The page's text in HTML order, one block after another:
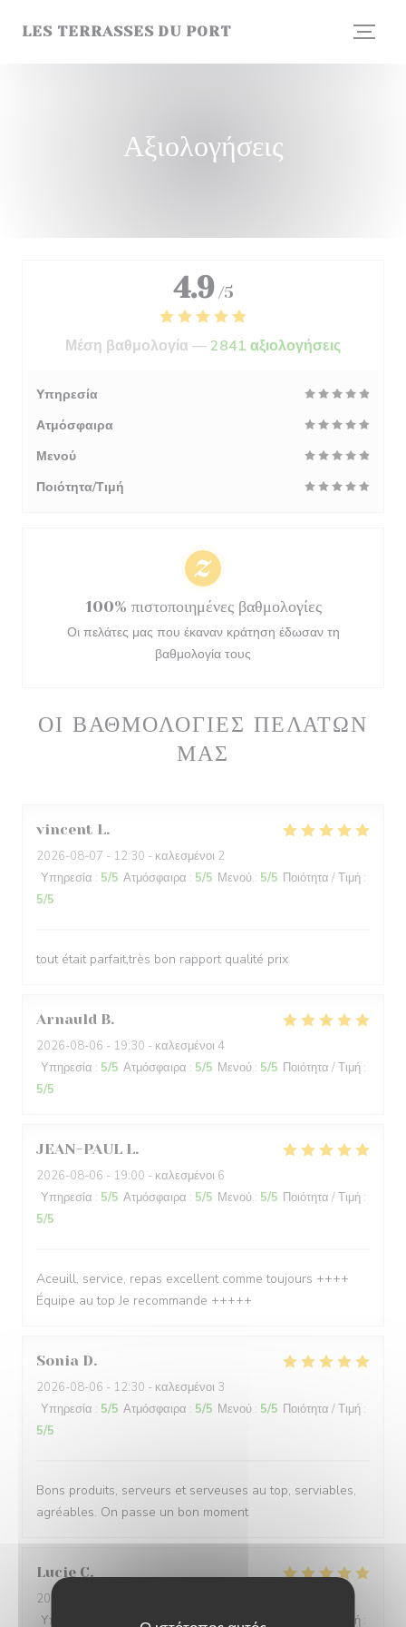
LES TERRASSES DU PORT
Αξιολογήσεις
ΟΙ ΒΑΘΜΟΛΟΓΊΕΣ ΠΕΛΑΤΏΝ
ΜΑΣ
vincent L
2026-08-07 - 12:30 - καλεσμένοι 2
Υπηρεσία : 5/5 Ατμόσφαιρα : 5/5 Μενού : 5/5 Ποιότητα / Τιμή :
5/5
tout était parfait,très bon rapport qualité prix
Arnauld B
2026-08-06 - 19:30 - καλεσμένοι 4
Υπηρεσία : 5/5 Ατμόσφαιρα : 5/5 Μενού : 5/5 Ποιότητα / Τιμή :
5/5
JEAN-PAUL L
2026-08-06 - 19:00 - καλεσμένοι 6
Υπηρεσία : 5/5 Ατμόσφαιρα : 5/5 Μενού : 5/5 Ποιότητα / Τιμή :
5/5
Aceuill, service, repas excellent comme toujours ++++
Équipe au top Je recommande +++++
Sonia D
2026-08-06 - 12:30 - καλεσμένοι 3
Υπηρεσία : 5/5 Ατμόσφαιρα : 5/5 Μενού : 5/5 Ποιότητα / Τιμή :
5/5
Bons produits, serveurs et serveuses au top, serviables,
agréables. On passe un bon moment
Lucie C
2026-08-05
Υπηρεσία
Ατμόσφαιρα : Ποιότητα / Τιμή :
4.9 /5
Μέση βαθμολογία — 2841 αξιολογήσεις
Υπηρεσία
Ατμόσφαιρα
Μενού
Ποιότητα/Τιμή
100% πιστοποιημένες βαθμολογίες
Οι πελάτες μας που έκαναν κράτηση έδωσαν τη
βαθμολογία τους